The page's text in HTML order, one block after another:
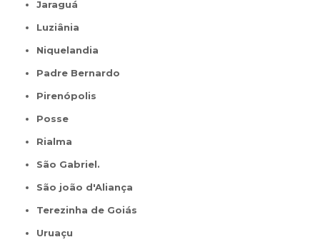
Jaraguá
Luziânia
Niquelandia
Padre Bernardo
Pirenópolis
Posse
Rialma
São Gabriel.
São joão d'Aliança
Terezinha de Goiás
Uruaçu